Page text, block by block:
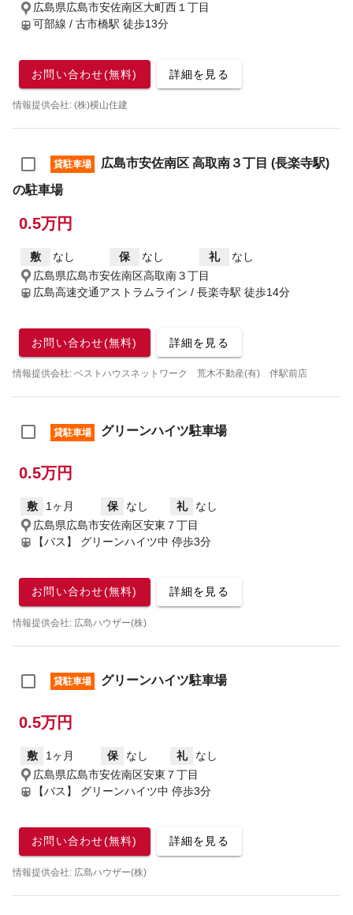
広島県広島市安佐南区大町西１丁目
可部線 / 古市橋駅 徒歩13分
お問い合わせ(無料) 詳細を見る
情報提供会社: (株)横山住建
貸駐車場
広島市安佐南区 高取南３丁目 (長楽寺駅)
の駐車場
0.5万円
敷 なし 保 なし 礼
なし
広島県広島市安佐南区高取南３丁目
広島高速交通アストラムライン / 長楽寺駅 徒歩14分
お問い合わせ(無料) 詳細を見る
情報提供会社: ベストハウスネットワーク 荒木不動産(有) 伴駅前店
貸駐車場 グリーンハイツ駐車場
0.5万円
敷 1ヶ月 保 なし 礼
なし
広島県広島市安佐南区安東７丁目
【バス】 グリーンハイツ中 停歩3分
お問い合わせ(無料) 詳細を見る
情報提供会社: 広島ハウザー(株)
貸駐車場 グリーンハイツ駐車場
0.5万円
敷 1ヶ月 保 なし 礼
なし
広島県広島市安佐南区安東７丁目
【バス】 グリーンハイツ中 停歩3分
お問い合わせ(無料) 詳細を見る
情報提供会社: 広島ハウザー(株)